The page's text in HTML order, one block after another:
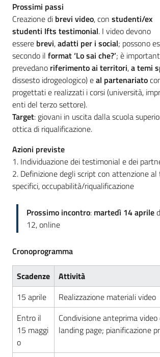
Prossimi passi
Creazione di brevi video, con studenti/ex
studenti Ifts testimonial. I video devono
essere brevi,adatti per i social; possono
secondo il format ‘Lo sai che?’; è
prevedano riferimento ai territori,a temi
dissesto idrogeologico) eal partenariato
progettati e realizzati i corsi (università,
enti del terzo settore).
Target: giovani in uscita dalla scuola
ottica di riqualificazione.
Azioni previste
1. Individuazione dei testimonial e dei
2. Definizione degli script con attenzione
specifici, occupabilità/riqualificazione
Prossimo incontro: martedì 14 aprile
12, online
Cronoprogramma
Scadenze
Attività
15 aprile
Realizzazione materiali video
Entro il
15 maggi
o
Condivisione anteprima
landing page; pianificazione